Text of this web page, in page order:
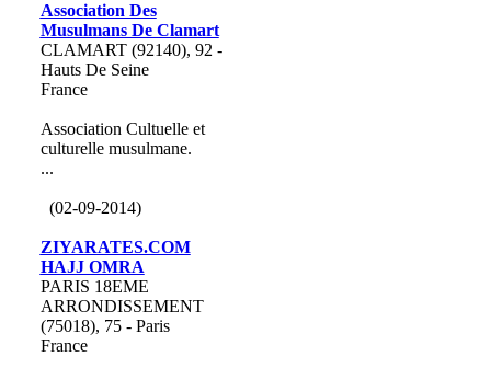
Association Des
Musulmans De Clamart
CLAMART (92140), 92 -
Hauts De Seine
France
Association Cultuelle et
culturelle musulmane.
...
(02-09-2014)
ZIYARATES.COM
HAJJ OMRA
PARIS 18EME
ARRONDISSEMENT
(75018), 75 - Paris
France